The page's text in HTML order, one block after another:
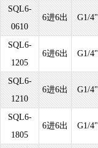
SQL6-
0610
6进6出 G1/4"
SQL6-
1205
6进6出 G1/4"
SQL6-
1210
6进6出 G1/4"
SQL6-
1805
6进6出 G1/4"